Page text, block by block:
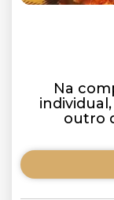
Na
outro